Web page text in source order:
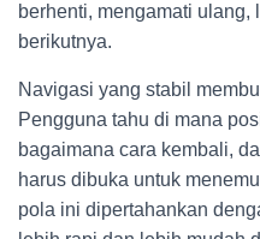
berhenti, mengamati ulang,
berikutnya.
Navigasi yang stabil
Pengguna tahu di mana
bagaimana cara kembali,
harus dibuka untuk
pola ini dipertahankan